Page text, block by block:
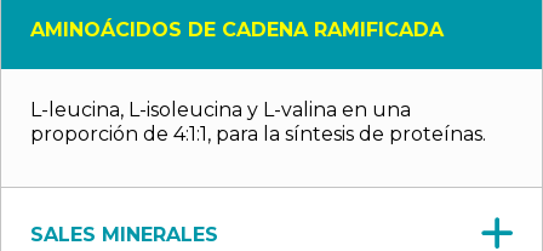
AMINOÁCIDOS DE CADENA RAMIFICADA
L-leucina, L-isoleucina y L-valina en una
proporción de 4:1:1, para la síntesis de proteínas.
SALES MINERALES